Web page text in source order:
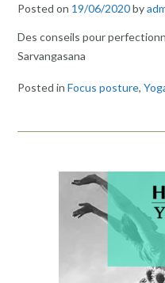
Posted on 19/06/2020by
Des conseils pour
Sarvangasana
Posted in Focus posture,